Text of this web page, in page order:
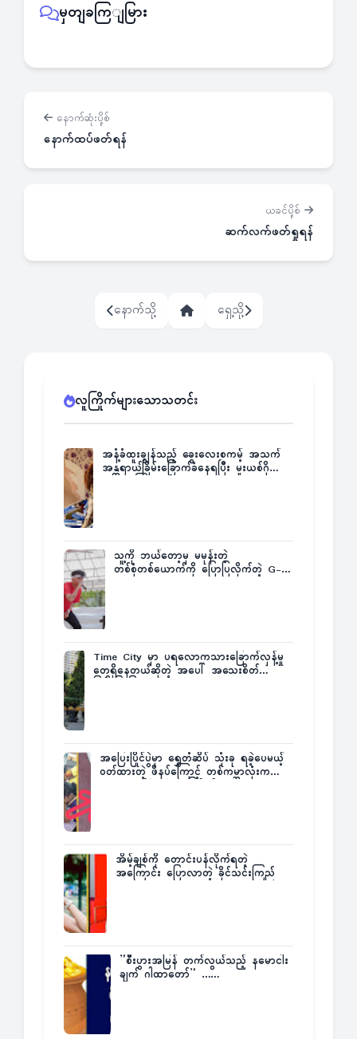
မှတျခကြျမြား
နောက်ဆုံးပို့စ်
နောက်ထပ်ဖတ်ရန်
ယခင်ပို့စ်
ဆက်လက်ဖတ်ရှုရန်
နောက်သို့ ရှေ့သို့
လူကြိုက်များသောသတင်း
အနံ့ခံထူးချွန်သည့် ခွေးလေးစကမ့် အသက်
အန္တရာယ်ခြိမ်းခြောက်ခံနေရပြီး မူးယစ်ဂိုဏ်း
သူ့ကို ဘယ်တော့မှ မမုန်းတဲ့
တစ်စုံတစ်ယောက်ကို ပြောပြလိုက်တဲ့ G-
Time City မှာ ပရလောကသားခြောက်လှန့်မှု
တွေရှိနေတယ်ဆိုတဲ့ အပေါ် အသေးစိတ်
အပြေးပြိုင်ပွဲမှာ ရွှေတံဆိပ် သုံးခု ရခဲ့ပေမယ့်
ဝတ်ထားတဲ့ ဖိနပ်ကြောင့် တစ်ကမ္ဘာလုံးက
အိမ့်ချစ်ကို တောင်းပန်လိုက်ရတဲ့
အကြောင်း ပြောလာတဲ့ ခိုင်သင်းကြည်
”စီးပွားအမြန် တက်လွယ်သည့် နမောငါး
ချက် ဂါထာတော်” ……